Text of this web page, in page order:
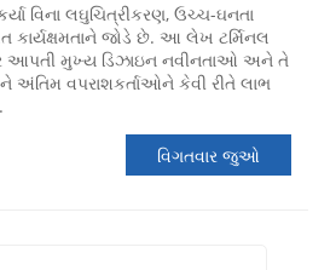
વિના લઘુચિત્રીકરણ, ઉચ્ચ-ઘનતા
જોડે છે. આ લેખ ટર્મિનલ
આપતી મુખ્ય ડિઝાઇન નવીનતાઓ અને તે
અંતિમ વપરાશકર્તાઓને કેવી રીતે લાભ
વિગતવાર જુઓ